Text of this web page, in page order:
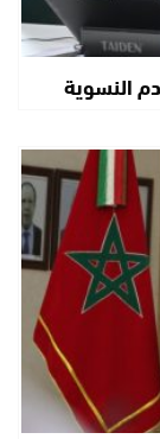
النسوية